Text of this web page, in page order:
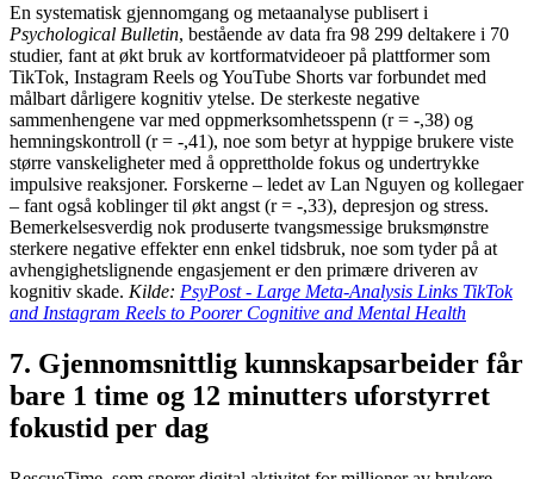
En systematisk gjennomgang og metaanalyse publisert i
Psychological Bulletin, bestående av data fra 98 299 deltakere i 70
studier, fant at økt bruk av kortformatvideoer på plattformer som
TikTok, Instagram Reels og YouTube Shorts var forbundet med
målbart dårligere kognitiv ytelse. De sterkeste negative
sammenhengene var med oppmerksomhetsspenn (r = -,38) og
hemningskontroll (r = -,41), noe som betyr at hyppige brukere viste
større vanskeligheter med å opprettholde fokus og undertrykke
impulsive reaksjoner. Forskerne – ledet av Lan Nguyen og kollegaer
– fant også koblinger til økt angst (r = -,33), depresjon og stress.
Bemerkelsesverdig nok produserte tvangsmessige bruksmønstre
sterkere negative effekter enn enkel tidsbruk, noe som tyder på at
avhengighetslignende engasjement er den primære driveren av
kognitiv skade. Kilde: PsyPost - Large Meta-Analysis Links TikTok
and Instagram Reels to Poorer Cognitive and Mental Health
7. Gjennomsnittlig kunnskapsarbeider får
bare 1 time og 12 minutters uforstyrret
fokustid per dag